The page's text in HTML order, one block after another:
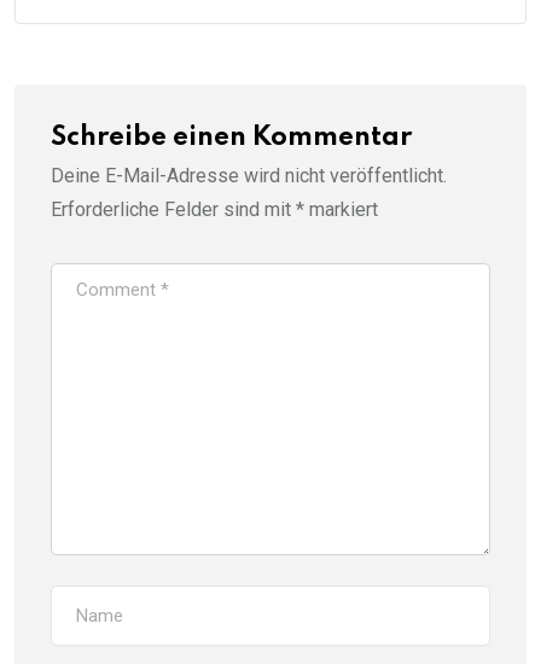
Schreibe einen Kommentar
Deine E-Mail-Adresse wird nicht veröffentlicht.
Erforderliche Felder sind mit * markiert